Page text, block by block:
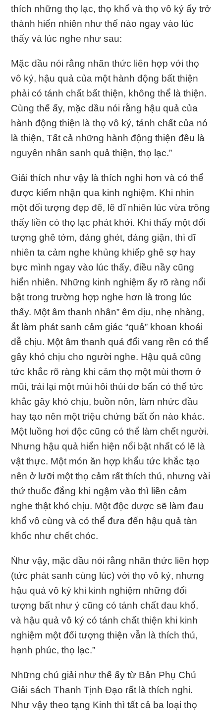
thích những thọ lạc, thọ khổ và thọ vô ký ấy trở
thành hiển nhiên như thế nào ngay vào lúc
thấy và lúc nghe như sau:
Mặc dầu nói rằng nhãn thức liên hợp với thọ
vô ký, hậu quả của một hành động bất thiện
phải có tánh chất bất thiện, không thể là thiện.
Cùng thế ấy, mặc dầu nói rằng hậu quả của
hành động thiện là thọ vô ký, tánh chất của nó
là thiện, Tất cả những hành động thiện đều là
nguyên nhân sanh quả thiện, thọ lạc.”
Giải thích như vậy là thích nghi hơn và có thể
được kiểm nhận qua kinh nghiệm. Khi nhìn
một đối tượng đẹp đẽ, lẽ dĩ nhiên lúc vừa trông
thấy liền có thọ lạc phát khởi. Khi thấy một đối
tượng ghê tởm, đáng ghét, đáng giận, thì dĩ
nhiên ta cảm nghe khủng khiếp ghê sợ hay
bực mình ngay vào lúc thấy, điều nầy cũng
hiển nhiên. Những kinh nghiệm ấy rõ ràng nổi
bật trong trường hợp nghe hơn là trong lúc
thấy. Một âm thanh ṅhân” êm dịu, nhẹ nhàng,
ắt làm phát sanh cảm giác “quả” khoan khoái
dễ chịu. Một âm thanh quá đổi vang rền có thể
gây khó chịu cho người nghe. Hậu quả cũng
tức khắc rõ ràng khi cảm thọ một mùi thơm ở
mũi, trái lại một mùi hôi thúi dơ bẩn có thể tức
khắc gây khó chịu, buồn nôn, làm nhức đầu
hay tạo nên một triệu chứng bất ổn nào khác.
Một luồng hơi độc cũng có thể làm chết người.
Nhưng hậu quả hiển hiện nổi bật nhất có lẽ là
vật thực. Một món ăn hợp khẩu tức khắc tạo
nên ở lưỡi một thọ cảm rất thích thú, nhưng vài
thứ thuốc đắng khi ngậm vào thì liền cảm
nghe thật khó chịu. Một độc dược sẽ làm đau
khổ vô cùng và có thể đưa đến hậu quả tàn
khốc như chết chóc.
Ṅhư vậy, mặc dầu nói rằng nhãn thức liên hợp
(tức phát sanh cùng lúc) với thọ vô ký, nhưng
hậu quả vô ký khi kinh nghiệm những đối
tượng bất như ý cũng có tánh chất đau khổ,
và hậu quả vô ký có tánh chất thiện khi kinh
nghiệm một đối tượng thiện vẫn là thích thú,
hạnh phúc, thọ lạc.”
Những chú giải như thế ấy từ Bản Phụ Chú
Giải sách Thanh Tịnh Ðạo rất là thích nghi.
Như vậy theo tạng Kinh thì tất cả ba loại thọ